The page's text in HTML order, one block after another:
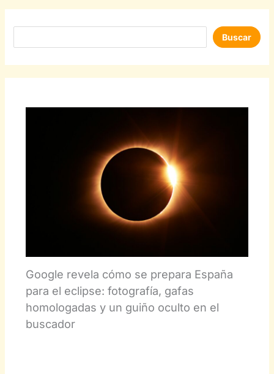
Buscar
Google revela cómo se prepara España
para el eclipse: fotografía, gafas
homologadas y un guiño oculto en el
buscador